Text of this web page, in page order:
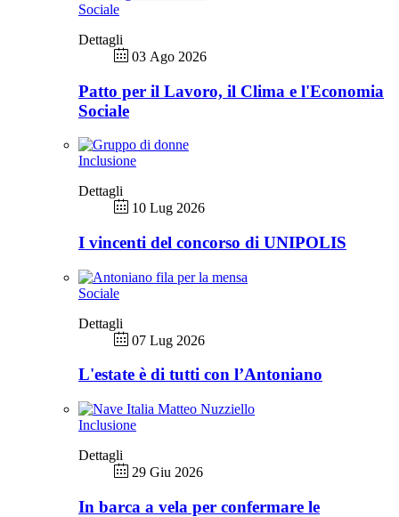
Sociale
Dettagli
03 Ago 2026
Patto per il Lavoro, il Clima e l'Economia
Sociale
Inclusione
Dettagli
10 Lug 2026
I vincenti del concorso di UNIPOLIS
Sociale
Dettagli
07 Lug 2026
L'estate è di tutti con l’Antoniano
Inclusione
Dettagli
29 Giu 2026
In barca a vela per confermare le